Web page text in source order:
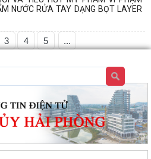
NƯỚC RỬA TAY DẠNG BỌT LAYER
3 4 5 ...